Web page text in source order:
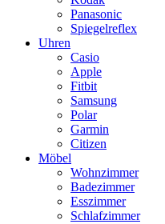
Panasonic
Spiegelreflex
Uhren
Casio
Apple
Fitbit
Samsung
Polar
Garmin
Citizen
Möbel
Wohnzimmer
Badezimmer
Esszimmer
Schlafzimmer